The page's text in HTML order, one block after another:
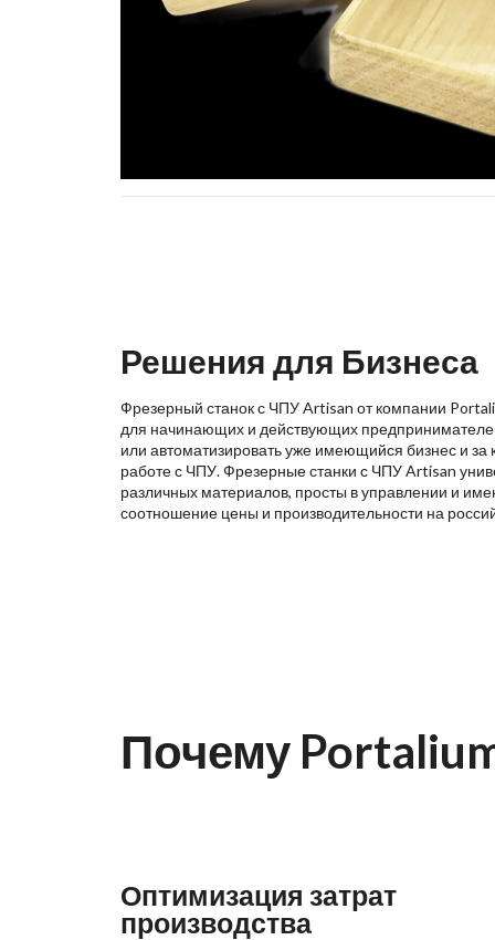
Решения для Бизнеса
Фрезерный станок с ЧПУ Artisan от компании
для начинающих и действующих
или автоматизировать уже имеющийся бизнес и за
работе с ЧПУ. Фрезерные станки с ЧПУ Artisan
различных материалов, просты в управлении и
соотношение цены и производительности на
Почему
Оптимизация затрат
производства